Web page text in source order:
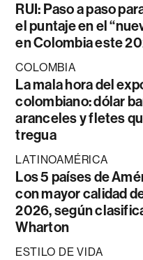
RUI: Paso a paso
el puntaje en el
en Colombia este
COLOMBIA
La mala hora del
colombiano: dólar
aranceles y fletes
tregua
LATINOAMÉRICA
Los 5 países de
con mayor calidad
2026, según
Wharton
ESTILO DE VIDA